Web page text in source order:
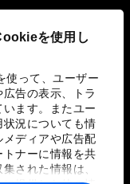
を使用し
使って、ユーザー
告の表示、トラ
ます。またユー
況についても情
ディアや広告配
ナーに情報を共
された情報は、